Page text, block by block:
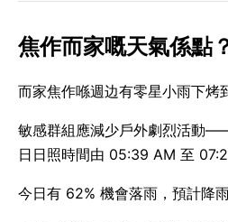
焦作而家嘅天氣係點
而家焦作喺週边有零星小雨下烤
敏感群組應減少戶外劇烈活動
日日照時間由 05:39 AM 至
今日有 62% 機會落雨，預計降